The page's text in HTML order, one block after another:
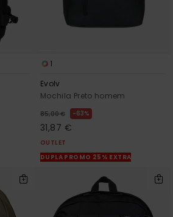
1
Evolv
Mochila Preto homem
85,00 € 63%
31,87 €
OUTLET
DUPLA PROMO 25% EXTRA